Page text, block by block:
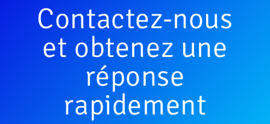
Contactez-nous
et obtenez une
réponse
rapidement